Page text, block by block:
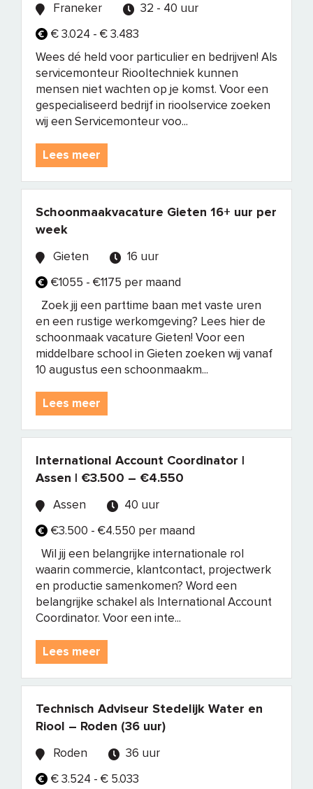
Franeker
32 - 40 uur
€ 3.024 - € 3.483
Wees dé held voor particulier en bedrijven! Als
servicemonteur Riooltechniek kunnen
mensen niet wachten op je komst. Voor een
gespecialiseerd bedrijf in rioolservice zoeken
wij een Servicemonteur voo...
Lees meer
Schoonmaakvacature Gieten 16+ uur per
week
Gieten
16 uur
€1055 - €1175 per maand
Zoek jij een parttime baan met vaste uren
en een rustige werkomgeving? Lees hier de
schoonmaak vacature Gieten! Voor een
middelbare school in Gieten zoeken wij vanaf
10 augustus een schoonmaakm...
Lees meer
International Account Coordinator |
Assen | €3.500 – €4.550
Assen
40 uur
€3.500 - €4.550 per maand
Wil jij een belangrijke internationale rol
waarin commercie, klantcontact, projectwerk
en productie samenkomen? Word een
belangrijke schakel als International Account
Coordinator. Voor een inte...
Lees meer
Technisch Adviseur Stedelijk Water en
Riool – Roden (36 uur)
Roden
36 uur
€ 3.524 - € 5.033